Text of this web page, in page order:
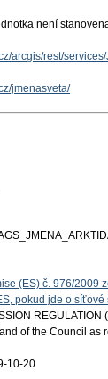
není
arcgis/rest/
jmenasveta/
(ES) č. 976/2009
pokud jde o síťové
of the Council as
10-20